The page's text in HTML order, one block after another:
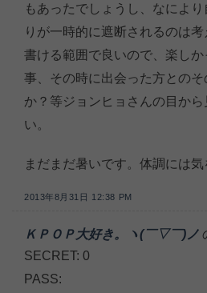
もあったでしょうし、なによ
りが一時的に遮断されるのは考
書ける範囲で良いので、楽し
事、その時に出会った方との
か？等ジョンヒョさんの目か
い。
まだまだ暑いです。体調には
2013年8月31日 12:38 PM
ＫＰＯＰ大好き。ヽ(￣▽￣)ノ
SECRET: 0
PASS: